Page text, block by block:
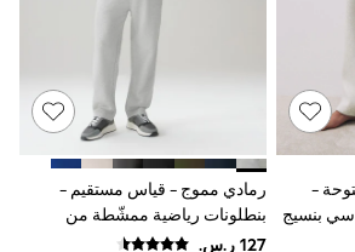
B
Baker
-
بنسيج
رمادي مموج - قياس مستقيم -
بنطلونات رياضية ممشّطة من
الداخل